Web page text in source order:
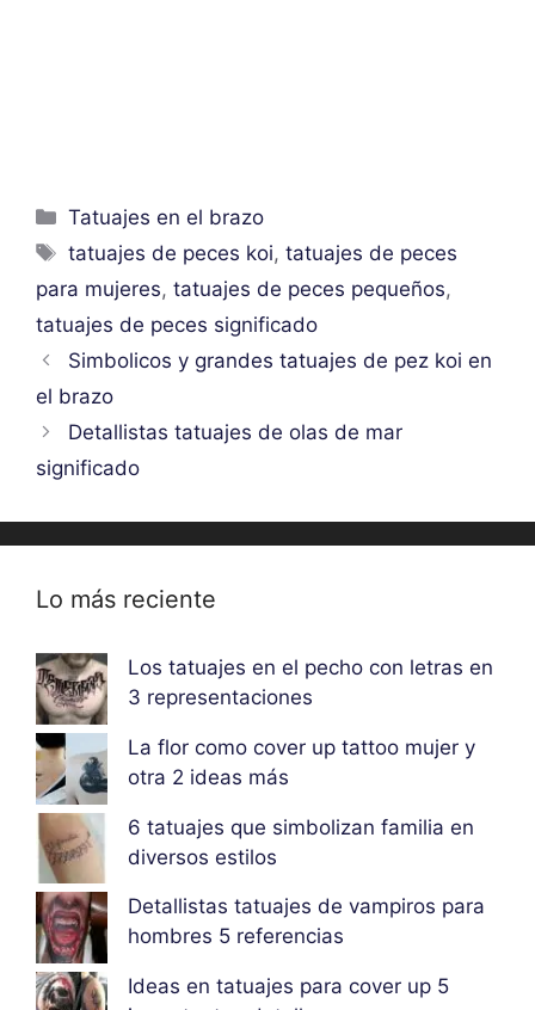
Categorías
Tatuajes en el brazo
Etiquetas
tatuajes de peces koi,tatuajes de peces
para mujeres, tatuajes de peces pequeños,
tatuajes de peces significado
Simbolicos y grandes tatuajes de pez koi en
el brazo
Detallistas tatuajes de olas de mar
significado
Lo más reciente
Los tatuajes en el pecho con letras en
3 representaciones
La flor como cover up tattoo mujer y
otra 2 ideas más
6 tatuajes que simbolizan familia en
diversos estilos
Detallistas tatuajes de vampiros para
hombres 5 referencias
Ideas en tatuajes para cover up 5